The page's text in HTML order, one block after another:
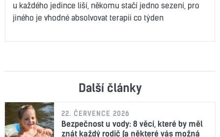
u každého jedince liší, někomu stačí jedno sezení, pro
jiného je vhodné absolvovat terapii co týden
Další články
22. ČERVENCE 2026
Bezpečnost u vody: 8 věcí, které by měl
znát každý rodič (a některé vás možná